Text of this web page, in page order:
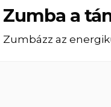
Zumba a
Zumbázz az